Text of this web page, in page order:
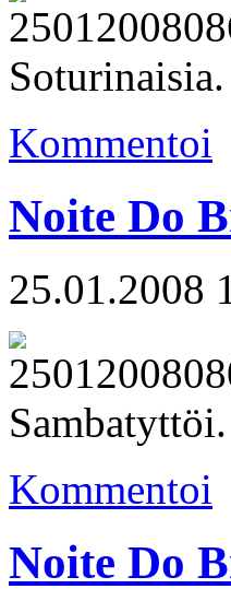
Soturinaisia.
Kommentoi
Noite Do
25.01.2008
Sambatyttöi.
Kommentoi
Noite Do